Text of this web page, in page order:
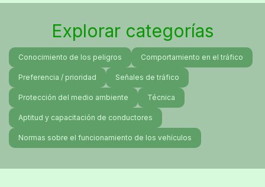
Explorar categorías
Conocimiento de los peligros Comportamiento en el tráfico
Preferencia / prioridad Señales de tráfico
Protección del medio ambiente Técnica
Aptitud y capacitación de conductores
Normas sobre el funcionamiento de los vehículos